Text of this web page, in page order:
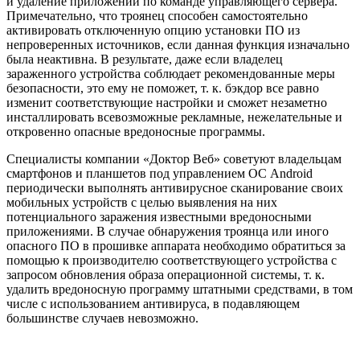
Примечательно, что троянец способен самостоятельно
активировать отключенную опцию установки ПО из
непроверенных источников, если данная функция изначально
была неактивна. В результате, даже если владелец
зараженного устройства соблюдает рекомендованные меры
безопасности, это ему не поможет, т. к. бэкдор все равно
изменит соответствующие настройки и сможет незаметно
инсталлировать всевозможные рекламные, нежелательные и
откровенно опасные вредоносные программы.
Специалисты компании «Доктор Веб» советуют владельцам
смартфонов и планшетов под управлением ОС Android
периодически выполнять антивирусное сканирование своих
мобильных устройств с целью выявления на них
потенциального заражения известными вредоносными
приложениями. В случае обнаружения троянца или иного
опасного ПО в прошивке аппарата необходимо обратиться за
помощью к производителю соответствующего устройства с
запросом обновления образа операционной системы, т. к.
удалить вредоносную программу штатными средствами, в том
числе с использованием антивируса, в подавляющем
большинстве случаев невозможно.